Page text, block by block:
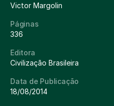
Victor Margolin
Páginas
336
Editora
Civilização Brasileira
Data de Publicação
18/08/2014